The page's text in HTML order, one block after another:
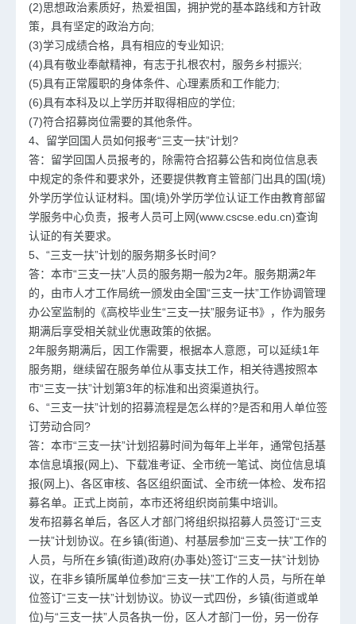
(2)思想政治素质好，热爱祖国，拥护党的基本路线和方针政
策，具有坚定的政治方向;
(3)学习成绩合格，具有相应的专业知识;
(4)具有敬业奉献精神，有志于扎根农村，服务乡村振兴;
(5)具有正常履职的身体条件、心理素质和工作能力;
(6)具有本科及以上学历并取得相应的学位;
(7)符合招募岗位需要的其他条件。
4、留学回国人员如何报考“三支一扶”计划?
答：留学回国人员报考的，除需符合招募公告和岗位信息表
中规定的条件和要求外，还要提供教育主管部门出具的国(境)
外学历学位认证材料。国(境)外学历学位认证工作由教育部留
学服务中心负责，报考人员可上网(www.cscse.edu.cn)查询
认证的有关要求。
5、“三支一扶”计划的服务期多长时间?
答：本市“三支一扶”人员的服务期一般为2年。服务期满2年
的，由市人才工作局统一颁发由全国“三支一扶”工作协调管理
办公室监制的《高校毕业生“三支一扶”服务证书》，作为服务
期满后享受相关就业优惠政策的依据。
2年服务期满后，因工作需要，根据本人意愿，可以延续1年
服务期，继续留在服务单位从事支扶工作，相关待遇按照本
市“三支一扶”计划第3年的标准和出资渠道执行。
6、“三支一扶”计划的招募流程是怎么样的?是否和用人单位签
订劳动合同?
答：本市“三支一扶”计划招募时间为每年上半年，通常包括基
本信息填报(网上)、下载准考证、全市统一笔试、岗位信息填
报(网上)、各区审核、各区组织面试、全市统一体检、发布招
募名单。正式上岗前，本市还将组织岗前集中培训。
发布招募名单后，各区人才部门将组织拟招募人员签订“三支
一扶”计划协议。在乡镇(街道)、村基层参加“三支一扶”工作的
人员，与所在乡镇(街道)政府(办事处)签订“三支一扶”计划协
议，在非乡镇所属单位参加“三支一扶”工作的人员，与所在单
位签订“三支一扶”计划协议。协议一式四份，乡镇(街道或单
位)与“三支一扶”人员各执一份，区人才部门一份，另一份存